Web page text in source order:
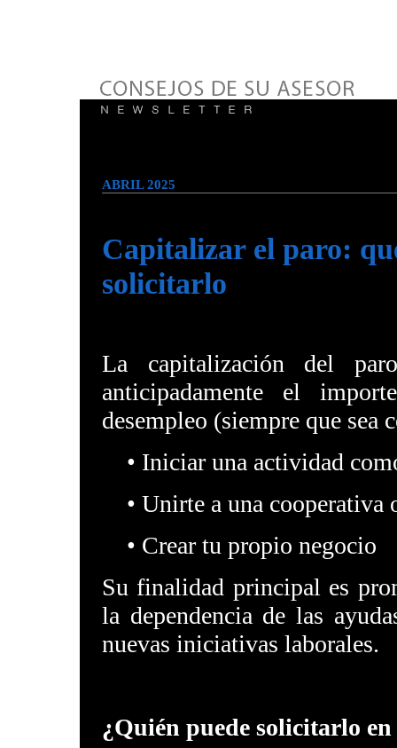
ABRIL 2025
Capitalizar el paro:
solicitarlo
La capitalización del
anticipadamente el
desempleo (siempre que sea
• Iniciar una actividad
• Unirte a una cooperativa
• Crear tu propio negocio
Su finalidad principal es
la dependencia de las
nuevas iniciativas laborales.
¿Quién puede solicitarlo en